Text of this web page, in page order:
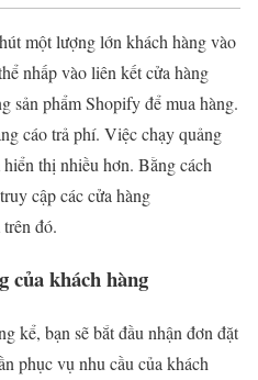
một lượng lớn khách hàng vào
nhấp vào liên kết cửa hàng
sản phẩm Shopify để mua hàng.
cáo trả phí. Việc chạy quảng
thị nhiều hơn. Bằng cách
cập các cửa hàng
đó.
của khách hàng
kể, bạn sẽ bắt đầu nhận đơn đặt
phục vụ nhu cầu của khách